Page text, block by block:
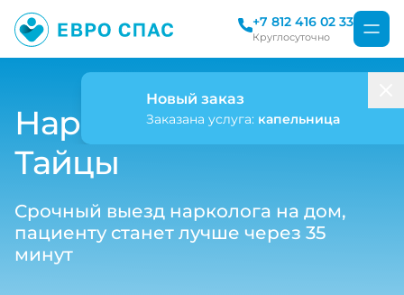
+7 812 416 02 33
Круглосуточно
Нарколог на дом в
Тайцы
Срочный выезд нарколога на дом,
пациенту станет лучше через 35
минут
Новый заказ
Заказана услуга: капельница